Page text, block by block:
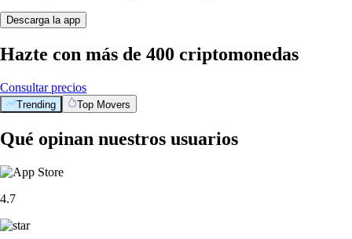
Descarga la app
Hazte con más de 400 criptomonedas
Consultar precios
Trending Top Movers
Qué opinan nuestros usuarios
4.7